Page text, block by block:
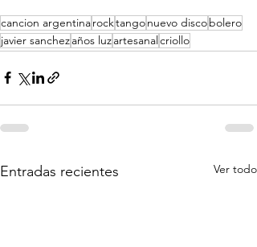
cancion argentinarocktangonuevo discobolero
javier sanchezaños luzartesanalcriollo
Entradas recientes Ver todo